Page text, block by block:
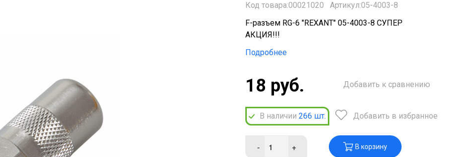
Код товара:00021020
Артикул:05-4003-8
F-разъем RG-6 "REXANT" 05-4003-8 СУПЕР
АКЦИЯ!!!
Подробнее
18 руб.
В наличии 266 шт.
Добавить к сравнению
Добавить в избранное
- + В корзину